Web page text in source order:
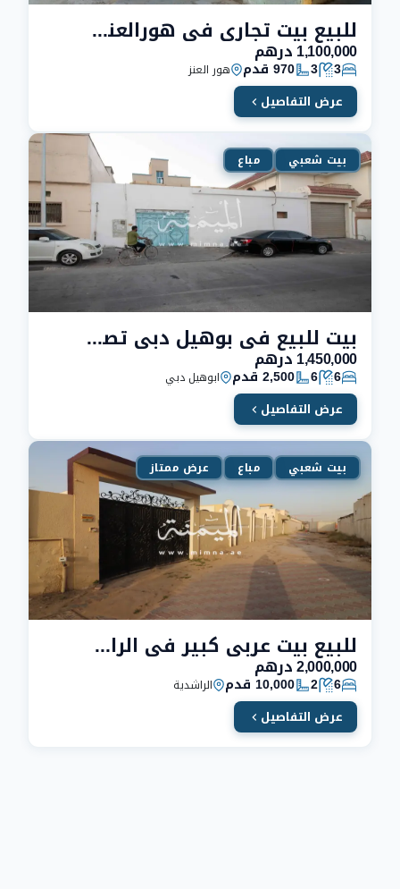
للبيع بيت تجاري في هورالعنز دبي تصريح بناية دورين
1,100,000 درهم
3
3 970 قدم هور العنز
عرض التفاصيل
بيت شعبي مباع
بيت للبيع في بوهيل دبي تصريح “مجمع فلل “
1,450,000 درهم
6
6 2,500 قدم ابوهيل دبي
عرض التفاصيل
بيت شعبي مباع عرض ممتاز
للبيع بيت عربي كبير في الراشدية دبي يتكون من 12 غرفة
2,000,000 درهم
6
2 10,000 قدم الراشدية
عرض التفاصيل